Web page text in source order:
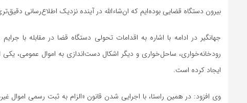
بیرون دستگاه قضایی بوده‌ایم که ان‌شاءالله در آینده نزدیک اطلاع‌رسانی
جهانگیر در ادامه با اشاره به اقدامات تحولی دستگاه قضا در مقابله با
رودخانه‌خواری، ساحل‌خواری و دیگر اشکال دست‌اندازی به اموال عمومی،
ایجاد کرده است.
وی افزود: در همین راستا، با اجرایی شدن قانون «الزام به ثبت رسمی